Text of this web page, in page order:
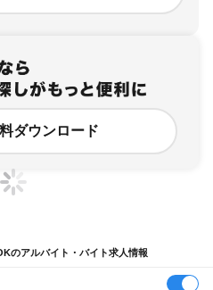
ダウンロード
のアルバイト・バイト求人情報